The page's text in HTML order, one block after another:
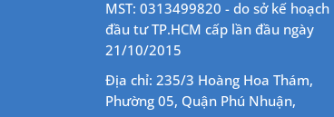
MST: 0313499820 - do sở kế hoạch
đầu tư TP.HCM cấp lần đầu ngày
21/10/2015
Địa chỉ: 235/3 Hoàng Hoa Thám,
Phường 05, Quận Phú Nhuận,